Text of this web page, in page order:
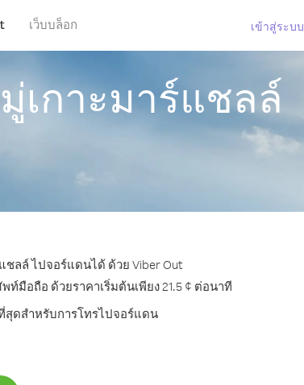
เว็บบล็อก เข้าสู่ระบบ
เกาะมาร์แชลล์
ลล์ ไปจอร์แดนได้ ด้วย Viber Out
มือถือ ด้วยราคาเริ่มต้นเพียง 21.5 ¢ ต่อนาที
สุดสำหรับการโทรไปจอร์แดน